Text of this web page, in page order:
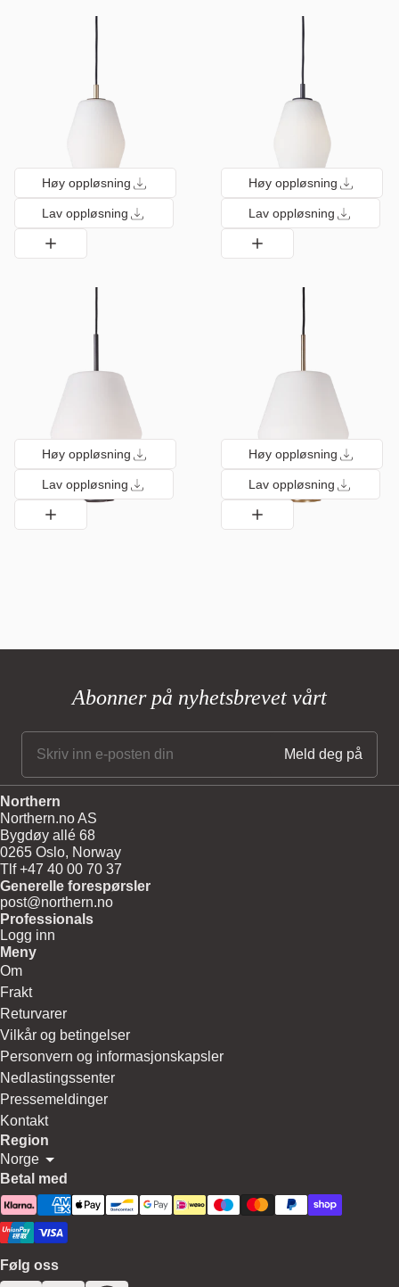
Høy oppløsning
Lav oppløsning
Høy oppløsning
Lav oppløsning
Høy oppløsning
Lav oppløsning
Høy oppløsning
Lav oppløsning
Abonner på nyhetsbrevet vårt
Northern
Northern.no AS
Bygdøy allé 68
0265 Oslo, Norway
Tlf +47 40 00 70 37
Generelle forespørsler
post@northern.no
Professionals
Logg inn
Meny
Om
Frakt
Returvarer
Vilkår og betingelser
Personvern og informasjonskapsler
Nedlastingssenter
Pressemeldinger
Kontakt
Region
Norge
Betal med
Følg oss